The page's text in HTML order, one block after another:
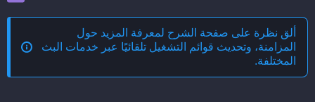
ألق نظرة على صفحة الشرح لمعرفة المزيد حول
المزامنة، وتحديث قوائم التشغيل تلقائيًا عبر خدمات البث
المختلفة.